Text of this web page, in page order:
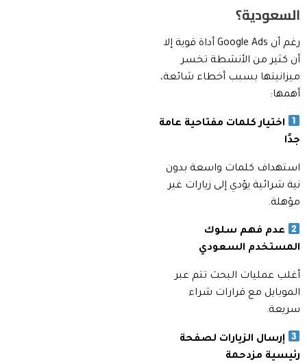
السعودية؟
رغم أن Google Ads أداة قوية إلا
أن كثير من الأنشطة تخسر
ميزانيتها بسبب أخطاء شائعة،
أهمها:
اختيار كلمات مفتاحية عامة
جدًا
استهداف كلمات واسعة بدون
نية شرائية يؤدي إلى زيارات غير
مؤهلة.
عدم فهم سلوك
المستخدم السعودي
أغلب عمليات البحث تتم عبر
الموبايل مع قرارات شراء
سريعة.
إرسال الزيارات لصفحة
رئيسية مزدحمة